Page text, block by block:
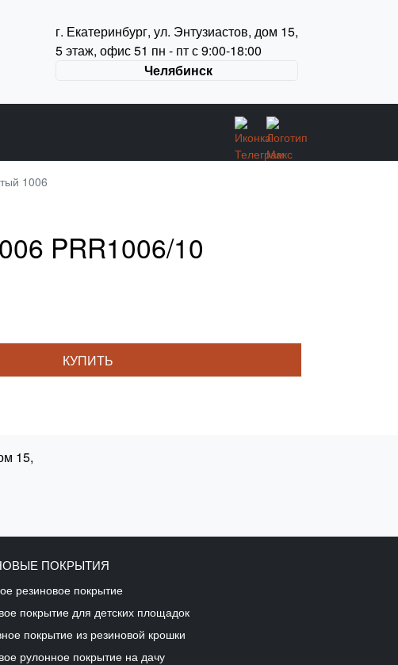
1006
PRR1006/10
КУПИТЬ
г. Екатеринбург, ул. Энтузиастов, дом 15,
5 этаж, офис 51 пн - пт с 9:00-18:00
Челябинск
15,
ПОКРЫТИЯ
резиновое покрытие
покрытие для детских площадок
покрытие из резиновой крошки
рулонное покрытие на дачу